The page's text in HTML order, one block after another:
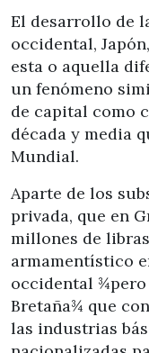
El desarrollo de
occidental,
esta o aquella
un fenómeno
de capital como
década y media
Mundial.
Aparte de los
privada, que en
millones de
armamentístico
occidental
Bretaña¾ que
las industrias